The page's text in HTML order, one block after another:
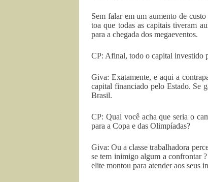
Sem falar em um aumento de
toa que todas as capitais tiveram
para a chegada dos megaeventos.
CP: Afinal, todo o capital investido
Giva: Exatamente, e aqui a
capital financiado pelo Estado. Se
Brasil.
CP: Qual você acha que seria o
para a Copa e das Olimpíadas?
Giva: Ou a classe trabalhadora
se tem inimigo algum a confrontar
elite montou para atender aos seus